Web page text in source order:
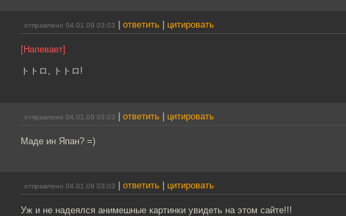
отправлено 04.01.09 03:03 ответить цитировать
[Напевает]
トトロ, トトロ!
отправлено 04.01.09 03:03 ответить цитировать
Маде ин Япан? =)
отправлено 04.01.09 03:03 ответить цитировать
Уж и не надеялся анимешные картинки увидеть на этом сайте!!!